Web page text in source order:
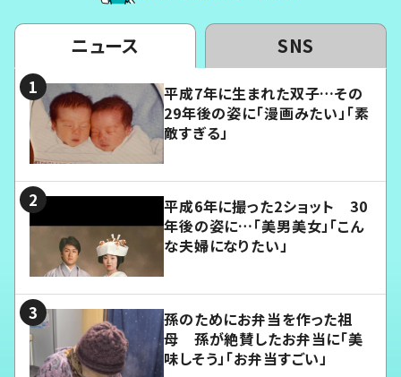
ニュース SNS
平成7年に生まれた双子…その
29年後の姿に「漫画みたい」「素
敵すぎる」
平成6年に撮った2ショット 30
年後の姿に…「美男美女」「こん
な夫婦になりたい」
孫のためにお弁当を作った祖
母 孫が絶賛したお弁当に「美
味しそう」「お弁当すごい」